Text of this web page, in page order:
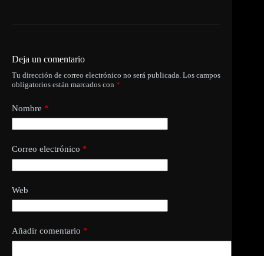
Deja un comentario
Tu dirección de correo electrónico no será publicada. Los campos
obligatorios están marcados con *
Nombre *
Correo electrónico *
Web
Añadir comentario *